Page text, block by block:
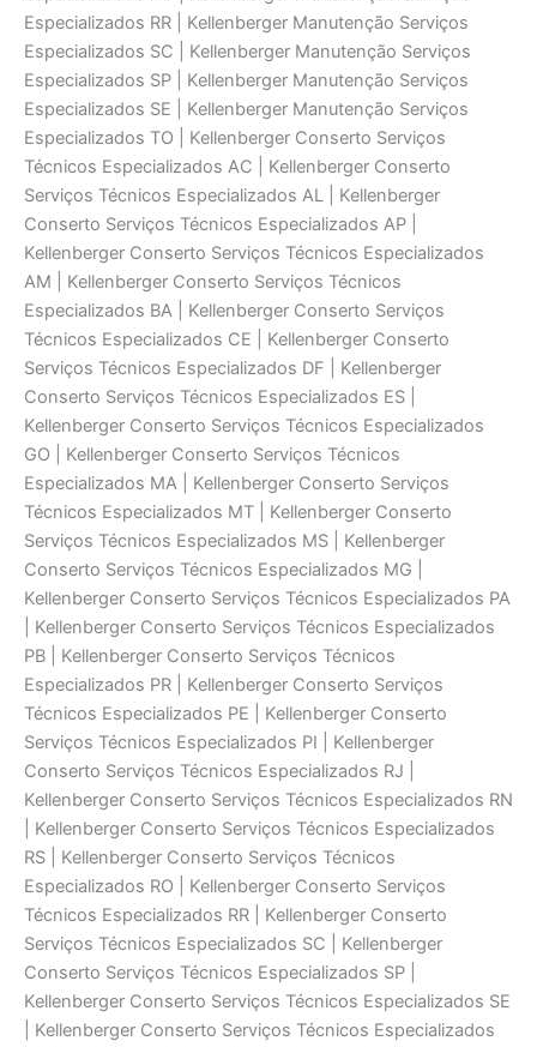
Especializados RR | Kellenberger Manutenção Serviços
Especializados SC | Kellenberger Manutenção Serviços
Especializados SP | Kellenberger Manutenção Serviços
Especializados SE | Kellenberger Manutenção Serviços
Especializados TO | Kellenberger Conserto Serviços
Técnicos Especializados AC | Kellenberger Conserto
Serviços Técnicos Especializados AL | Kellenberger
Conserto Serviços Técnicos Especializados AP |
Kellenberger Conserto Serviços Técnicos Especializados
AM | Kellenberger Conserto Serviços Técnicos
Especializados BA | Kellenberger Conserto Serviços
Técnicos Especializados CE | Kellenberger Conserto
Serviços Técnicos Especializados DF | Kellenberger
Conserto Serviços Técnicos Especializados ES |
Kellenberger Conserto Serviços Técnicos Especializados
GO | Kellenberger Conserto Serviços Técnicos
Especializados MA | Kellenberger Conserto Serviços
Técnicos Especializados MT | Kellenberger Conserto
Serviços Técnicos Especializados MS | Kellenberger
Conserto Serviços Técnicos Especializados MG |
Kellenberger Conserto Serviços Técnicos Especializados PA
| Kellenberger Conserto Serviços Técnicos Especializados
PB | Kellenberger Conserto Serviços Técnicos
Especializados PR | Kellenberger Conserto Serviços
Técnicos Especializados PE | Kellenberger Conserto
Serviços Técnicos Especializados PI | Kellenberger
Conserto Serviços Técnicos Especializados RJ |
Kellenberger Conserto Serviços Técnicos Especializados RN
| Kellenberger Conserto Serviços Técnicos Especializados
RS | Kellenberger Conserto Serviços Técnicos
Especializados RO | Kellenberger Conserto Serviços
Técnicos Especializados RR | Kellenberger Conserto
Serviços Técnicos Especializados SC | Kellenberger
Conserto Serviços Técnicos Especializados SP |
Kellenberger Conserto Serviços Técnicos Especializados SE
| Kellenberger Conserto Serviços Técnicos Especializados